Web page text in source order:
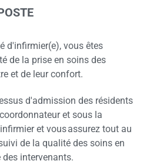
d'infirmier(e), vous êtes
de la prise en soins des
et de leur confort.
d'admission des résidents
et sous la
et vous assurez tout au
de la qualité des soins en
des intervenants.